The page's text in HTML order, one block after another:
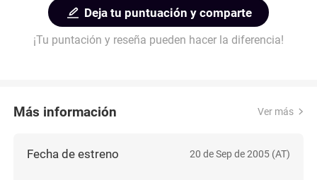
Deja tu puntuación y comparte
¡Tu puntación y reseña pueden hacer la diferencia!
Más información Ver más
Fecha de estreno 20 de Sep de 2005 (AT)